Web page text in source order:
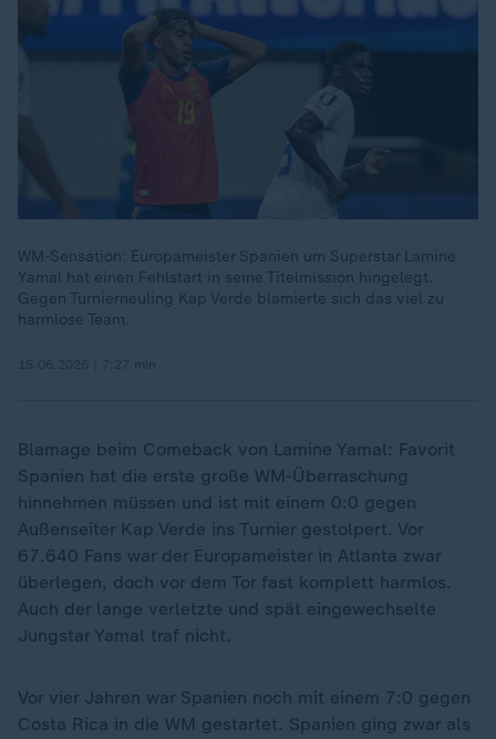
WM-Sensation: Europameister Spanien um Superstar Lamine
Yamal hat einen Fehlstart in seine Titelmission hingelegt.
Gegen Turnierneuling Kap Verde blamierte sich das viel zu
harmlose Team.
Blamage beim Comeback von Lamine Yamal: Favorit
Spanien hat die erste große WM-Überraschung
hinnehmen müssen und ist mit einem 0:0 gegen
Außenseiter Kap Verde ins Turnier gestolpert. Vor
67.640 Fans war der Europameister in Atlanta zwar
überlegen, doch vor dem Tor fast komplett harmlos.
Auch der lange verletzte und spät eingewechselte
Jungstar Yamal traf nicht.
Vor vier Jahren war Spanien noch mit einem 7:0 gegen
Costa Rica in die WM gestartet. Spanien ging zwar als